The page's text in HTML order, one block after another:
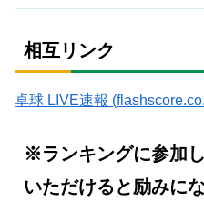
相互リンク
卓球 LIVE速報
※ランキングに参加
いただけると励みに